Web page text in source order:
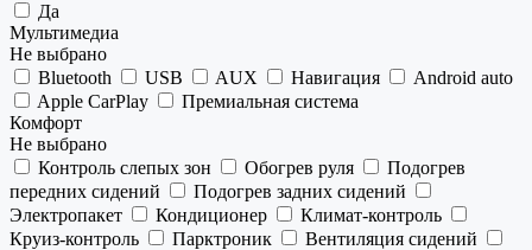
Да
Мультимедиа
Не выбрано
Bluetooth
USB AUX Навигация
Android auto
Apple CarPlay
Премиальная система
Комфорт
Не выбрано
Контроль слепых зон
Обогрев руля
Подогрев
передних сидений
Подогрев задних сидений
Электропакет
Кондиционер
Климат-контроль
Круиз-контроль
Парктроник
Вентиляция сидений